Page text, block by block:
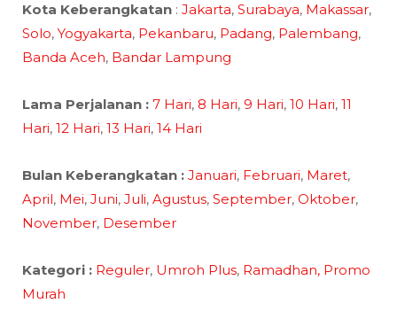
Kota Keberangkatan : Jakarta, Surabaya, Makassar,
Solo, Yogyakarta, Pekanbaru, Padang, Palembang,
Banda Aceh, Bandar Lampung
Lama Perjalanan : 7 Hari, 8 Hari, 9 Hari, 10 Hari, 11
Hari, 12 Hari, 13 Hari, 14 Hari
Bulan Keberangkatan : Januari, Februari, Maret,
April, Mei, Juni, Juli, Agustus, September, Oktober,
November, Desember
Kategori : Reguler, Umroh Plus, Ramadhan, Promo
Murah